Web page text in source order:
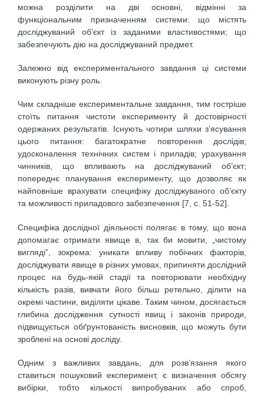
можна розділити на дві основні, відмінні за
функціональним призначенням системи: що містять
досліджуваний об’єкт із заданими властивостями; що
забезпечують дію на досліджуваний предмет.
Залежно від експериментального завдання ці системи
виконують різну роль.
Чим складніше експериментальне завдання, тим гостріше
стоїть питання чистоти експерименту й достовірності
одержаних результатів. Існують чотири шляхи з’ясування
цього питання: багатократне повторення дослідів;
удосконалення технічних систем і приладів; урахування
чинників, що впливають на досліджуваний об’єкт;
попереднє планування експерименту, що дозволяє як
найповніше врахувати специфіку досліджуваного об’єкту
та можливості приладового забезпечення [7, c. 51-52].
Специфіка дослідної діяльності полягає в тому, що вона
допомагає отримати явище в, так би мовити, „чистому
вигляді”, зокрема: уникати впливу побічних факторів,
досліджувати явище в різних умовах, припиняти дослідний
процес на будь-якій стадії та повторювати необхідну
кількість разів, вивчати його більш ретельно, ділити на
окремі частини, виділяти цікаве. Таким чином, досягається
глибина дослідження сутності явищ і законів природи,
підвищується обґрунтованість висновків, що можуть бути
зроблені на основі досліду.
Одним з важливих завдань, для розв’язання якого
ставиться пошуковий експеримент, є визначення обсягу
вибірки, тобто кількості випробуваних або спроб,